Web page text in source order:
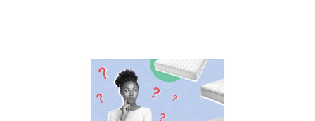
ΚΑΤΑΣΤΗΜΑΤΑ